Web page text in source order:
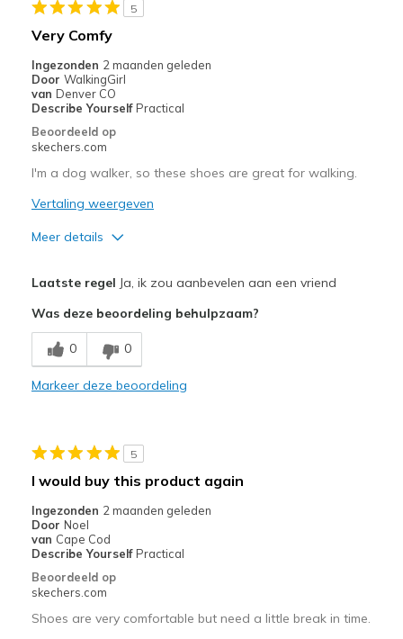
Minpunten
Need more options in my size
Beste toepassingen
Casual Wear
Sizing
Feels true to size
View On Shoes
5
Very Comfy
Ingezonden 2 maanden geleden
Door WalkingGirl
van Denver CO
Describe Yourself Practical
Beoordeeld op
skechers.com
I'm a dog walker, so these shoes are great for walking.
Vertaling weergeven
Meer details
Minpunten
Need Break In
Travel
Sizing
View On Shoes
Shoes are for Wearing
Laatste regel Ja, ik zou aanbevelen aan een vriend
Was deze beoordeling behulpzaam?
0 0
Markeer deze beoordeling
5
I would buy this product again
Ingezonden 2 maanden geleden
Door Noel
van Cape Cod
Describe Yourself Practical
Beoordeeld op
skechers.com
Shoes are very comfortable but need a little break in time.